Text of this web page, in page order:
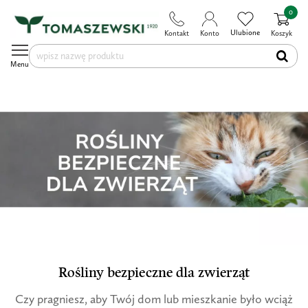
Kontakt Konto Ulubione Koszyk
0
Menu
Rośliny bezpieczne dla zwierząt
Czy pragniesz, aby Twój dom lub mieszkanie było wciąż